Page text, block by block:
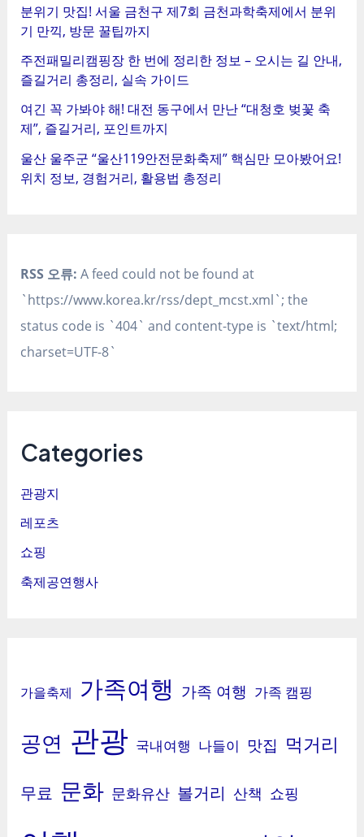
분위기 맛집! 서울 금천구 제7회 금천과학축제에서 분위
기 만끽, 방문 꿀팁까지
주전패밀리캠핑장 한 번에 정리한 정보 – 오시는 길 안내,
즐길거리 총정리, 실속 가이드
여긴 꼭 가봐야 해! 대전 동구에서 만난 “대청호 벚꽃 축
제”, 즐길거리, 포인트까지
울산 울주군 “울산119안전문화축제” 핵심만 모아봤어요!
위치 정보, 경험거리, 활용법 총정리
RSS 오류: A feed could not be found at
`https://www.korea.kr/rss/dept_mcst.xml`; the
status code is `404` and content-type is `text/html;
charset=UTF-8`
Categories
관광지
레포츠
쇼핑
축제공연행사
가을축제 가족여행 가족 여행 가족 캠핑
공연 관광 국내여행 나들이 맛집 먹거리
무료 문화 문화유산 볼거리 산책 쇼핑